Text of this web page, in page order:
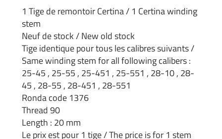
1 Tige de remontoir Certina / 1 Certina winding
stem
Neuf de stock / New old stock
Tige identique pour tous les calibres suivants /
Same winding stem for all following calibers :
25-45 , 25-55 , 25-451 , 25-551 , 28-10 , 28-
45 , 28-55 , 28-451 , 28-551
Ronda code 1376
Thread 90
Length : 20 mm
Le prix est pour 1 tige / The price is for 1 stem